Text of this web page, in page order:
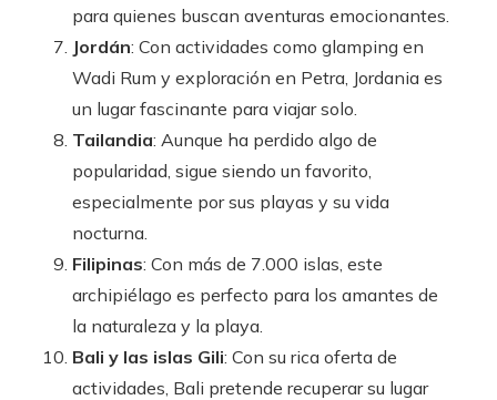
para quienes buscan aventuras emocionantes.
Jordán: Con actividades como glamping en
Wadi Rum y exploración en Petra, Jordania es
un lugar fascinante para viajar solo.
Tailandia: Aunque ha perdido algo de
popularidad, sigue siendo un favorito,
especialmente por sus playas y su vida
nocturna.
Filipinas: Con más de 7.000 islas, este
archipiélago es perfecto para los amantes de
la naturaleza y la playa.
Bali y las islas Gili: Con su rica oferta de
actividades, Bali pretende recuperar su lugar